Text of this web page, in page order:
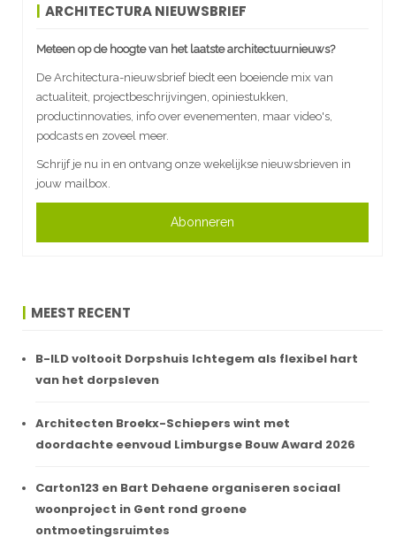
ARCHITECTURA NIEUWSBRIEF
Meteen op de hoogte van het laatste architectuurnieuws?
De Architectura-nieuwsbrief biedt een boeiende mix van
actualiteit, projectbeschrijvingen, opiniestukken,
productinnovaties, info over evenementen, maar video's,
podcasts en zoveel meer.
Schrijf je nu in en ontvang onze wekelijkse nieuwsbrieven in
jouw mailbox.
Abonneren
MEEST RECENT
B-ILD voltooit Dorpshuis Ichtegem als flexibel hart
van het dorpsleven
Architecten Broekx-Schiepers wint met
doordachte eenvoud Limburgse Bouw Award 2026
Carton123 en Bart Dehaene organiseren sociaal
woonproject in Gent rond groene
ontmoetingsruimtes